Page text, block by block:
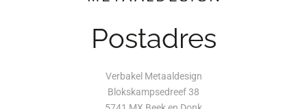
Postadres
Verbakel Metaaldesign
Blokskampsedreef 38